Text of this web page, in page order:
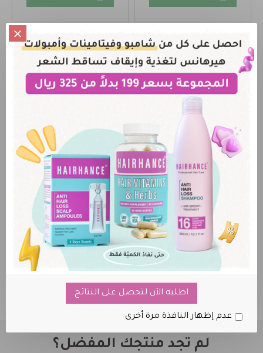
اطلبه الآن لتحصل على النتائج
عدم إظهار النافذة مرة أخرى
لوشين كيرفز جرو لتعزيز
وتكبير الثدي
150 QAR
اضافة للسلة
لم تجد منتجك المفضل؟